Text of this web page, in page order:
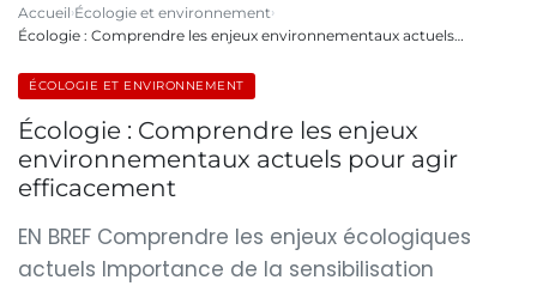
Accueil Écologie et environnement
Écologie : Comprendre les enjeux environnementaux actuels…
ÉCOLOGIE ET ENVIRONNEMENT
Écologie : Comprendre les enjeux
environnementaux actuels pour agir
efficacement
EN BREF Comprendre les enjeux écologiques
actuels Importance de la sensibilisation